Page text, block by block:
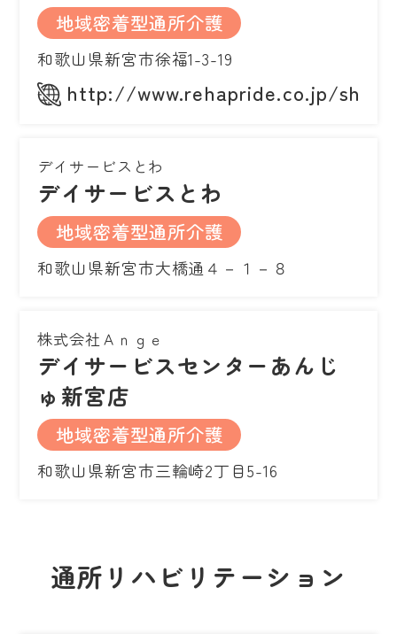
地域密着型通所介護
和歌山県新宮市徐福1-3-19
http://www.rehapride.co.jp/
デイサービスとわ
デイサービスとわ
地域密着型通所介護
和歌山県新宮市大橋通４－１－８
株式会社Ａｎｇｅ
デイサービスセンターあんじ
ゅ新宮店
地域密着型通所介護
和歌山県新宮市三輪崎2丁目5-16
通所リハビリテーション